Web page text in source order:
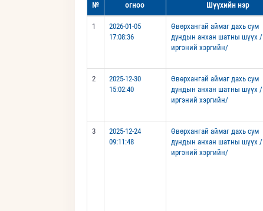
№
огноо
Шүүхийн нэр
1
2026-01-05
17:08:36
Өвөрхангай аймаг дахь сум
дундын анхан шатны шүүх /
иргэний хэргийн/
2
2025-12-30
15:02:40
Өвөрхангай аймаг дахь сум
дундын анхан шатны шүүх /
иргэний хэргийн/
3
2025-12-24
09:11:48
Өвөрхангай аймаг дахь сум
дундын анхан шатны шүүх /
иргэний хэргийн/